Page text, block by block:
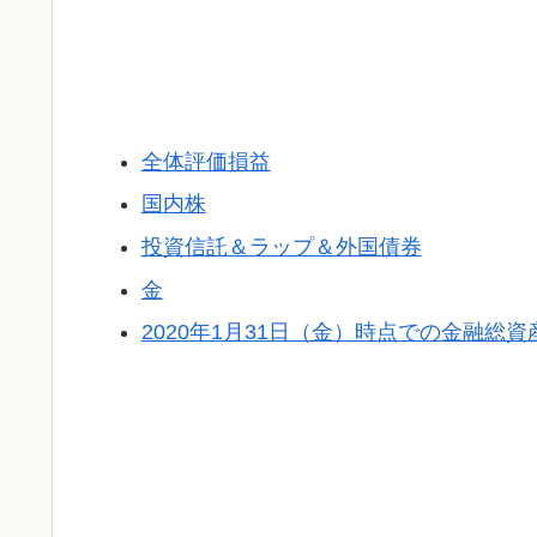
全体評価損益
国内株
投資信託＆ラップ＆外国債券
金
2020年1月31日（金）時点での金融総資